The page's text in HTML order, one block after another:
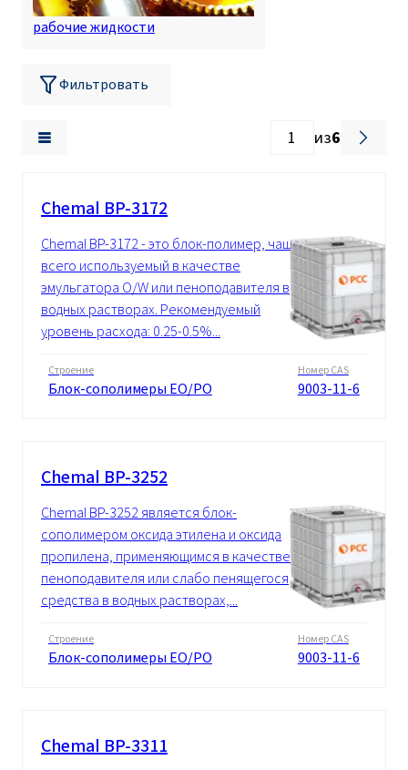
рабочие жидкости
Фильтровать
из6
Chemal BP-3172
Chemal BP-3172 - это блок-полимер, чаще
всего используемый в качестве
эмульгатора O/W или пеноподавителя в
водных растворах. Рекомендуемый
уровень расхода: 0.25-0.5%...
Строение
Блок-сополимеры EO/PO
Номер CAS
9003-11-6
Chemal BP-3252
Chemal BP-3252 является блок-
сополимером оксида этилена и оксида
пропилена, применяющимся в качестве
пеноподавителя или слабо пенящегося
средства в водных растворах,...
Строение
Блок-сополимеры EO/PO
Номер CAS
9003-11-6
Chemal BP-3311